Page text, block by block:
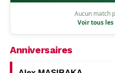
Aucun match
Voir tous
Anniversaires